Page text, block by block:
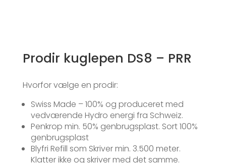
Prodir kuglepen DS8 – PRR
Hvorfor vælge en prodir:
Swiss Made – 100% og produceret med
vedværende Hydro energi fra Schweiz.
Penkrop min. 50% genbrugsplast. Sort 100%
genbrugsplast
Blyfri Refill som Skriver min. 3.500 meter.
Klatter ikke og skriver med det samme.